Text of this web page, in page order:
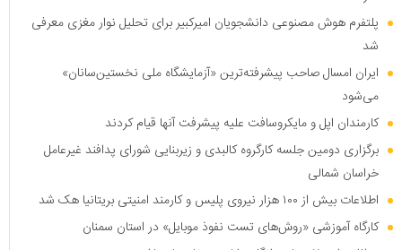
پلتفرم هوش مصنوعی دانشجویان امیرکبیر برای تحلیل نوار مغزی معرفی
شد
ایران امسال صاحب پیشرفته‌ترین «آزمایشگاه ملی نخستین‌سانان»
می‌شود
کارمندان اپل و مایکروسافت علیه پیشرفت آنها قیام کردند
برگزاری دومین جلسه کارگروه کالبدی و زیربنایی شورای پدافند غیرعامل
خراسان شمالی
اطلاعات بیش از ۱۰۰ هزار نیروی پلیس و کارمند امنیتی بریتانیا هک شد
کارگاه آموزشی «روش‌های تست نفوذ موبایل» در استان سمنان